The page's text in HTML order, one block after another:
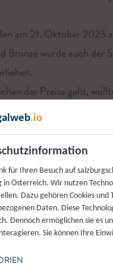
am 21. Oktober 2023
Bronze wurde auch der
der Preise geht,
Marketings, Rupert
der Salzburger
die einzelnen Betriebe
.io
für Ihren Besuch auf
in Österreich. Wir nutzen
Dazu gehören Cookies
Daten. Diese
Dennoch ermöglichen sie es
Sie können Ihre